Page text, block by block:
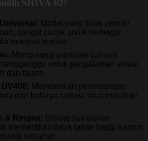
Model yang tidak pernah
sangat cocok untuk berbagai
maupun wanita.
Mengurangi pantulan cahaya
untuk pengalaman visual
dan tajam.
UV400: Memberikan perlindungan
dari bahaya radiasi sinar matahari
& Ringan: Dibuat dari bahan
memastikan daya tahan tinggi namun
seharian.